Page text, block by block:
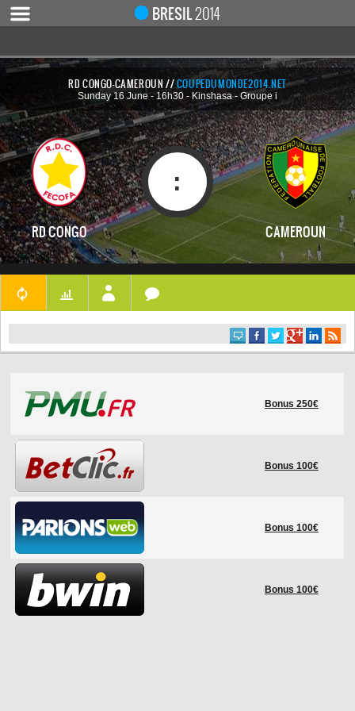
Notice : Undefined index: live [
BRESIL2014
ACCUEIL
ACTUALITÉ
COUPE DU MONDE 2019
MONDIAL 2014
CALENDRIER / RÉSULTATS
QUARTS DE FINALE
DEMI-FINALES
CLASSEMENTS
LES BUTEURS
LES 32 ÉQUIPES
LES STADES
HISTORIQUE
COUPE DES CONFÉDÉRATIONS
RD CONGO-CAMEROUN //COUPEDUMONDE2014.NET
Sunday 16 June - 16h30 - Kinshasa - Groupe i
RD CONGO
:
CAMEROUN
Bonus 250€
Bonus 100€
Bonus 100€
Bonus 100€